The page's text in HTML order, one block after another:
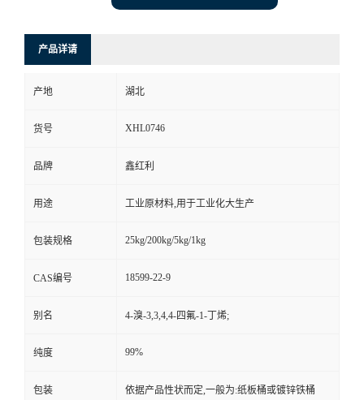
产品详请
产地 湖北
货号 XHL0746
品牌 鑫红利
用途 工业原材料,用于工业化大生产
包装规格 25kg/200kg/5kg/1kg
CAS编号 18599-22-9
别名 4-溴-3,3,4,4-四氟-1-丁烯;
纯度 99%
包装 依据产品性状而定,一般为:纸板桶或镀锌铁桶